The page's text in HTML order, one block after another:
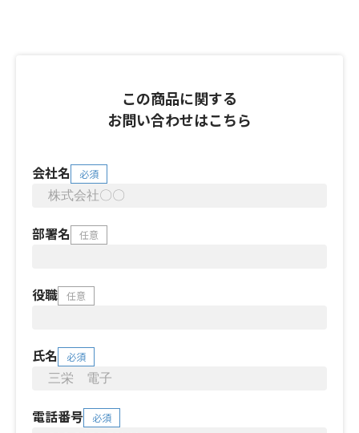
この商品に関する
お問い合わせはこちら
会社名 必須
部署名 任意
役職 任意
氏名 必須
電話番号 必須